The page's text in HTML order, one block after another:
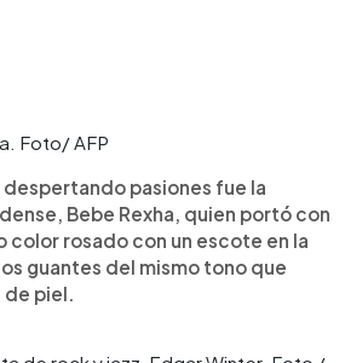
Foto/ AFP
despertando pasiones fue la
Bebe Rexha, quien portó con
color rosado con un escote en la
guantes del mismo tono que
de piel.